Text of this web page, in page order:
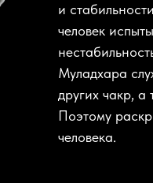
и
человек
Муладхара
других чакр, а
Поэтому
человека.